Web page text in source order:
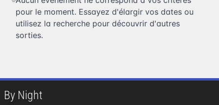
pour le moment. Essayez d'élargir vos dates ou
utilisez la recherche pour découvrir d'autres
sorties.
By Night